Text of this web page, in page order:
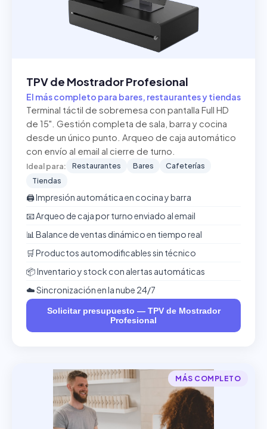
TPV de Mostrador Profesional
El más completo para bares, restaurantes y tiendas
Terminal táctil de sobremesa con pantalla Full HD
de 15". Gestión completa de sala, barra y cocina
desde un único punto. Arqueo de caja automático
con envío al email al cierre de turno.
Ideal para: Restaurantes Bares
Cafeterías
Tiendas
🖨️ Impresión automática en cocina y barra
📧 Arqueo de caja por turno enviado al email
📊 Balance de ventas dinámico en tiempo real
🛒 Productos automodificables sin técnico
📦 Inventario y stock con alertas automáticas
☁️ Sincronización en la nube 24/7
Solicitar presupuesto — TPV de Mostrador
Profesional
MÁS COMPLETO